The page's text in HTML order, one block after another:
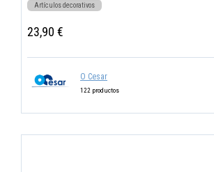
Artículos decorativos
23,90 €
O Cesar
122 productos